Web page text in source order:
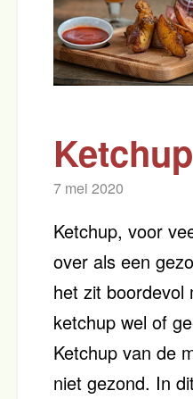
Ketchup
7 mei 2020
Ketchup, voor
over als een
het zit
ketchup wel of
Ketchup van de
niet gezond. In